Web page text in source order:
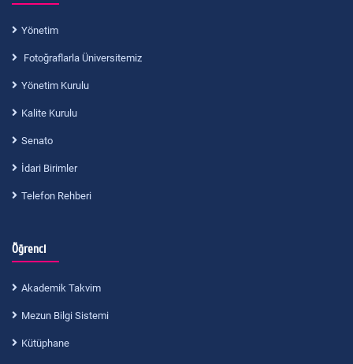
Yönetim
Fotoğraflarla Üniversitemiz
Yönetim Kurulu
Kalite Kurulu
Senato
İdari Birimler
Telefon Rehberi
Öğrenci
Akademik Takvim
Mezun Bilgi Sistemi
Kütüphane